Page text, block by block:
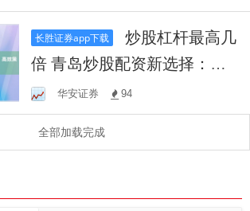
制？
长胜证券app下载
炒股杠杆最高几
倍 青岛炒股配资新选择：高
效策略，助力投资者把握市
场机遇
华安证券 94
全部加载完成